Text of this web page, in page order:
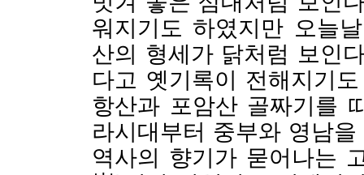
워지기도 하였지만 오늘
산의 형세가 닭처럼 보인
다고 옛기록이 전해지기
항산과 포암산 골짜기를
라시대부터 중부와 영남
역사의 향기가 묻어나는